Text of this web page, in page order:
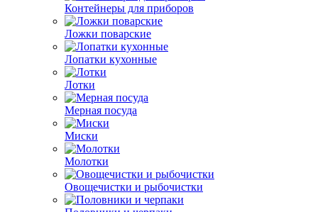
Контейнеры для приборов
Ложки поварские
Лопатки кухонные
Лотки
Мерная посуда
Миски
Молотки
Овощечистки и рыбочистки